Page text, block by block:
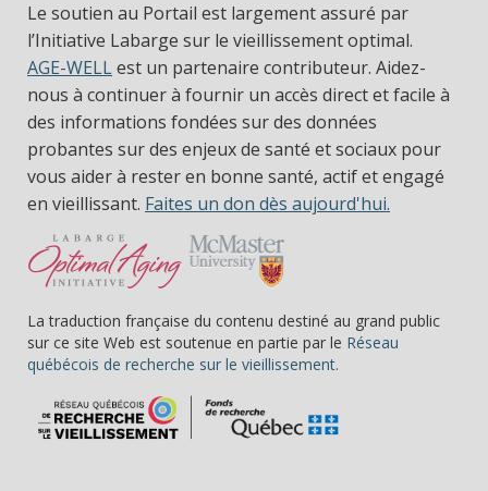
Le soutien au Portail est largement assuré par
l’Initiative Labarge sur le vieillissement optimal.
AGE-WELLest un partenaire contributeur. Aidez-
nous à continuer à fournir un accès direct et facile à
des informations fondées sur des données
probantes sur des enjeux de santé et sociaux pour
vous aider à rester en bonne santé, actif et engagé
en vieillissant. Faites un don dès aujourd'hui.
La traduction française du contenu destiné au grand public
sur ce site Web est soutenue en partie par le Réseau
québécois de recherche sur le vieillissement.